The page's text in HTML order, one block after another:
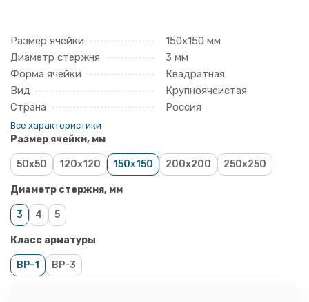
Размер ячейки
150х150 мм
Диаметр стержня
3 мм
Форма ячейки
Квадратная
Вид
Крупноячеистая
Страна
Россия
Все характеристики
Размер ячейки, мм
50x50 120x120 150x150 200x200 250x250
Диаметр стержня, мм
3 4 5
Класс арматуры
ВР-1 ВР-3